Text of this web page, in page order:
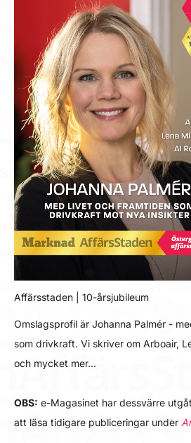
Affärsstaden | 10-årsjubileum
Omslagsprofil är Johanna Palmér -
som drivkraft. Vi skriver om Arboair,
och mycket mer…
OBS: e-Magasinet har dessvärre
att läsa tidigare publiceringar under